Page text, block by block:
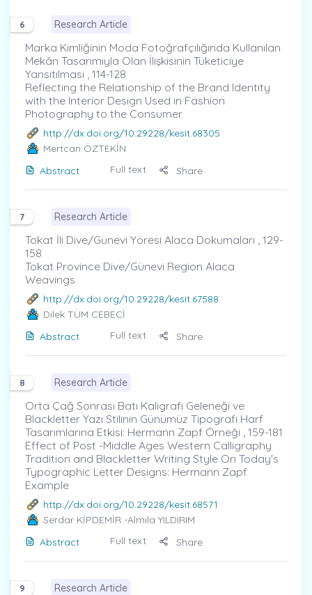
6 Research Article
Marka Kimliğinin Moda Fotoğrafçılığında Kullanılan
Mekân Tasarımıyla Olan İlişkisinin Tüketiciye
Yansıtılması , 114-128
Reflecting the Relationship of the Brand Identity
with the Interior Design Used in Fashion
Photography to the Consumer
http://dx.doi.org/10.29228/kesit.68305
Mertcan ÖZTEKİN
Abstract
Full text Share
7 Research Article
Tokat İli Dive/Günevi Yöresi Alaca Dokumaları , 129-
158
Tokat Province Dive/Günevi Region Alaca
Weavings
http://dx.doi.org/10.29228/kesit.67588
Dilek TÜM CEBECİ
Abstract
Full text Share
8 Research Article
Orta Çağ Sonrası Batı Kaligrafi Geleneği ve
Blackletter Yazı Stilinin Günümüz Tipografi Harf
Tasarımlarına Etkisi: Hermann Zapf Örneği , 159-181
Effect of Post -Middle Ages Western Calligraphy
Tradition and Blackletter Writing Style On Today's
Typographic Letter Designs: Hermann Zapf
Example
http://dx.doi.org/10.29228/kesit.68571
Serdar KİPDEMİR -Almıla YILDIRIM
Abstract
Full text Share
9 Research Article